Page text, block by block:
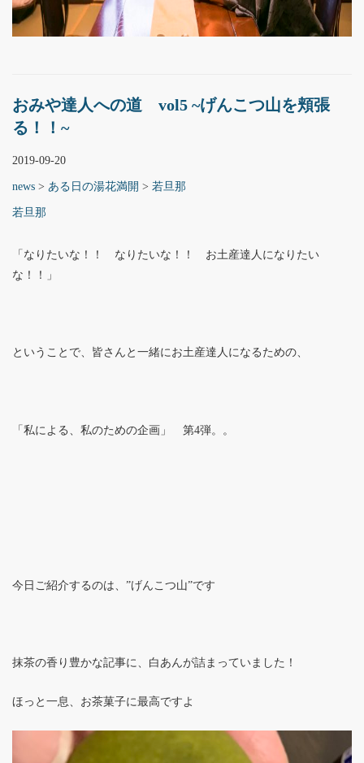
おみや達人への道 vol5 ~げんこつ山を頬張
る！！~
2019-09-20
news > ある日の湯花満開 > 若旦那
若旦那
「なりたいな！！ なりたいな！！ お土産達人になりたい
な！！」
ということで、皆さんと一緒にお土産達人になるための、
「私による、私のための企画」 第4弾。。
今日ご紹介するのは、”げんこつ山”です
抹茶の香り豊かな記事に、白あんが詰まっていました！
ほっと一息、お茶菓子に最高ですよ